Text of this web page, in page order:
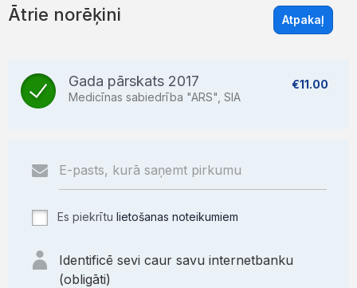
Ātrie norēķini Atpakaļ
Gada pārskats 2017
Medicīnas sabiedrība "ARS", SIA
€11.00
Es piekrītu lietošanas noteikumiem
Identificē sevi caur savu internetbanku
(obligāti)